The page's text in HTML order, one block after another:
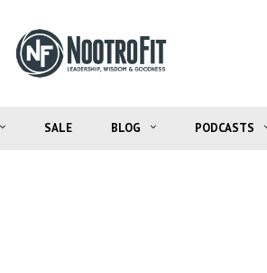
SALE BLOG PODCASTS